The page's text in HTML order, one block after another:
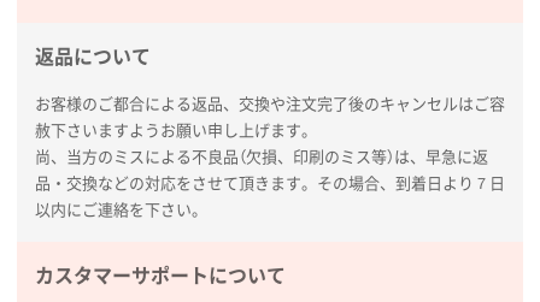
2026年02月16日 14:47
大阪府F社様
【オーダー商品】特別ご注文ページ041枚
2026年02月13日 22:10
ました早く、安く、丁寧につくられているので安心し
返品について
お客様のご都合による返品、交換や注文完了後のキャンセルはご容
赦下さいますようお願い申し上げます。
尚、当方のミスによる不良品（欠損、印刷のミス等）は、早急に返
品・交換などの対応をさせて頂きます。その場合、到着日より７日
以内にご連絡を下さい。
カスタマーサポートについて